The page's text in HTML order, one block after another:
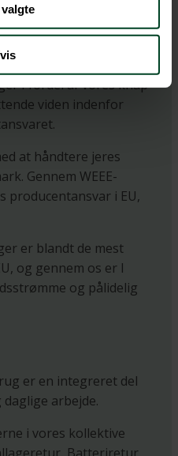
af Retur-familiens
I fordel af vores knap
viden indenfor
at håndtere jeres
Gennem WEEE-
producentansvar i EU,
er blandt de mest
og gennem os er I
og pålidelig
er en integreret del
arbejde.
i vores kollektive